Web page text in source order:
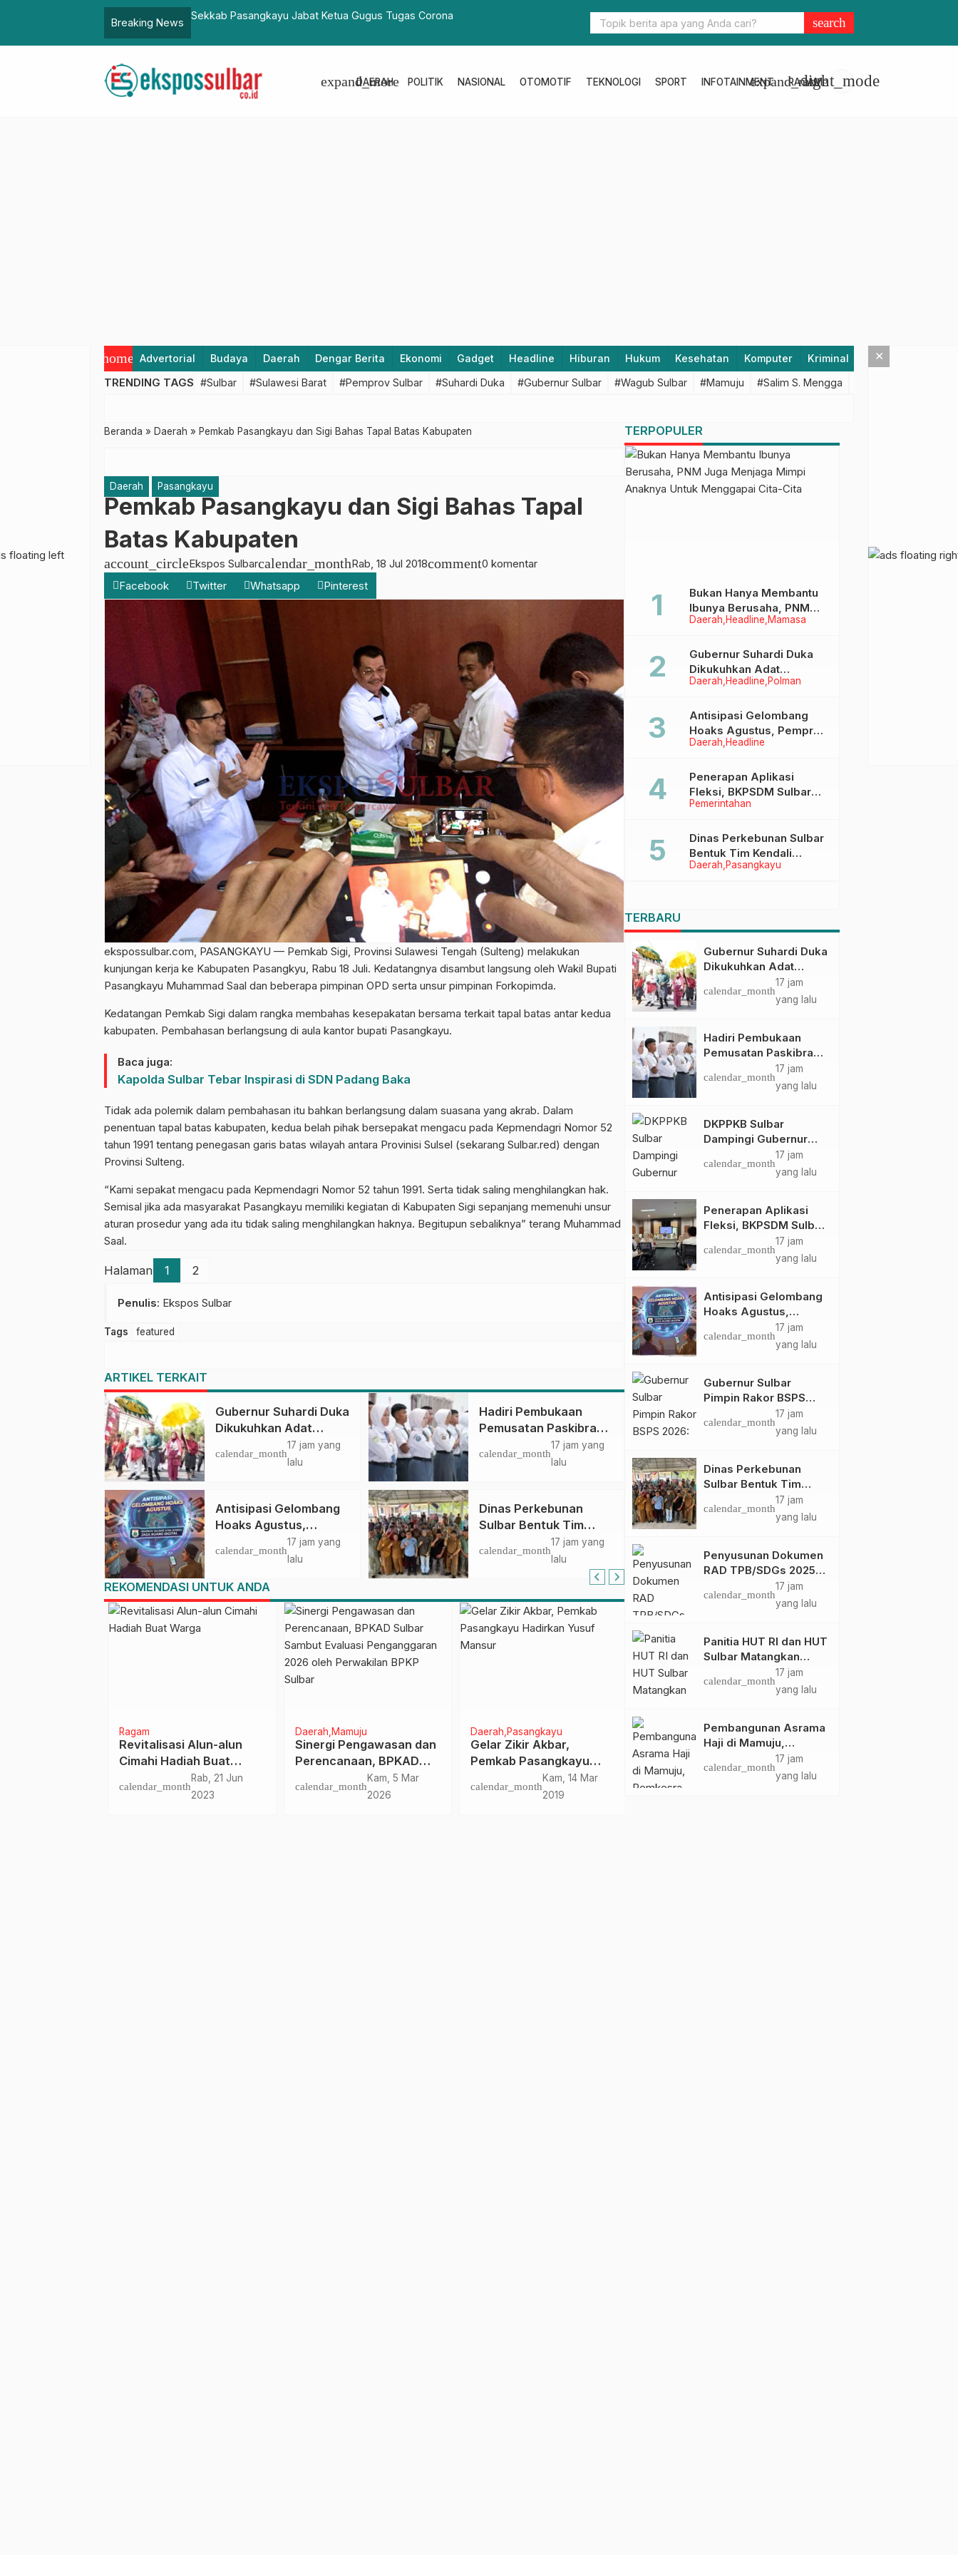
Breaking News
Warga Mamasa Mulai Nikmati Manfaat Program SDK-JSM, Bantuan Jaringan
Ribuan Warga Mamuju Laksanakan Salat Id di Anjungan
search
DAERAH
expand_more POLITIK NASIONAL OTOMOTIF TEKNOLOGI SPORT INFOTAINMENT RAGAM
expand_morelight_mode
home Advertorial Budaya Daerah Dengar Berita Ekonomi Gadget Headline Hiburan Hukum Kesehatan Komputer Kriminal Lifestyle
TRENDING TAGS #Sulbar #Sulawesi Barat #Pemprov Sulbar #Suhardi Duka #Gubernur Sulbar #Wagub Sulbar #Mamuju #Salim S. Mengga
Beranda » Daerah » Pemkab Pasangkayu dan Sigi Bahas Tapal Batas Kabupaten
Daerah Pasangkayu
Pemkab Pasangkayu dan Sigi Bahas Tapal
Batas Kabupaten
account_circleEkspos Sulbarcalendar_monthRab, 18 Jul 2018comment0 komentar
Facebook
Twitter Whatsapp Pinterest
ekspossulbar.com, PASANGKAYU — Pemkab Sigi, Provinsi Sulawesi Tengah (Sulteng) melakukan
kunjungan kerja ke Kabupaten Pasangkyu, Rabu 18 Juli. Kedatangnya disambut langsung oleh Wakil Bupati
Pasangkayu Muhammad Saal dan beberapa pimpinan OPD serta unsur pimpinan Forkopimda.
Kedatangan Pemkab Sigi dalam rangka membahas kesepakatan bersama terkait tapal batas antar kedua
kabupaten. Pembahasan berlangsung di aula kantor bupati Pasangkayu.
Baca juga:
Kapolda Sulbar Tebar Inspirasi di SDN Padang Baka
Tidak ada polemik dalam pembahasan itu bahkan berlangsung dalam suasana yang akrab. Dalam
penentuan tapal batas kabupaten, kedua belah pihak bersepakat mengacu pada Kepmendagri Nomor 52
tahun 1991 tentang penegasan garis batas wilayah antara Provinisi Sulsel (sekarang Sulbar.red) dengan
Provinsi Sulteng.
“Kami sepakat mengacu pada Kepmendagri Nomor 52 tahun 1991. Serta tidak saling menghilangkan hak.
Semisal jika ada masyarakat Pasangkayu memiliki kegiatan di Kabupaten Sigi sepanjang memenuhi unsur
aturan prosedur yang ada itu tidak saling menghilangkan haknya. Begitupun sebaliknya” terang Muhammad
Saal.
Halaman 1 2
Penulis: Ekspos Sulbar
Tags featured
ARTIKEL TERKAIT
Gubernur Suhardi Duka
Dikukuhkan Adat
Balanipa, Raih Gelar
Sulo Tappidena
calendar_month
17 jam yang
lalu
Hadiri Pembukaan
Pemusatan Paskibraka
Provinsi, Murdanil: Ini
Membentuk Karakter
calendar_month
17 jam yang
lalu
Antisipasi Gelombang
Hoaks Agustus,
Pemprov Sulbar Ajak
Warga Jaga Ruang
calendar_month
17 jam yang
lalu
Dinas Perkebunan
Sulbar Bentuk Tim
Kendali Internal ICS
untuk Dukung
Pasangkayu
calendar_month
17 jam yang
lalu
REKOMENDASI UNTUK ANDA
Ragam
Revitalisasi Alun-alun
Cimahi Hadiah Buat
calendar_month
Rab, 21 Jun
2023
Daerah Mamuju
Sinergi Pengawasan dan
Perencanaan, BPKAD
Sulbar Sambut Evaluasi
Penganggaran 2026 oleh
calendar_month
Kam, 5 Mar
2026
Daerah Pasangkayu
Gelar Zikir Akbar,
Pemkab Pasangkayu
Hadirkan Yusuf Mansur
calendar_month
Kam, 14 Mar
2019
Daerah Mamuju
Kepala Kesbangpol
Sulbar Tekankan Disiplin
ASN dan Penguatan
calendar_month
Pemerintahan
TERPOPULER
Daerah Headline Mamasa
Bukan Hanya Membantu
Ibunya Berusaha, PNM
Juga Menjaga Mimpi
Menggapai Cita-Cita
Daerah Headline Polman
Gubernur Suhardi Duka
Dikukuhkan Adat
Balanipa, Raih Gelar Sulo
Daerah Headline
Antisipasi Gelombang
Hoaks Agustus, Pemprov
Sulbar Ajak Warga Jaga
Pemerintahan
Penerapan Aplikasi
Fleksi, BKPSDM Sulbar
Dorong Transformasi
ASN
Daerah Pasangkayu
Dinas Perkebunan Sulbar
Bentuk Tim Kendali
Internal ICS untuk Dukung
TERBARU
Gubernur Suhardi Duka
Dikukuhkan Adat
Balanipa, Raih Gelar
Sulo Tappidena
calendar_month
17 jam
yang lalu
Hadiri Pembukaan
Pemusatan Paskibraka
Provinsi, Murdanil: Ini
Membentuk Karakter
calendar_month
17 jam
yang lalu
DKPPKB Sulbar
Dampingi Gubernur
Terima Audiensi
Kepala Rumah Sakit
calendar_month
17 jam
yang lalu
Penerapan Aplikasi
Fleksi, BKPSDM Sulbar
Dorong Transformasi
Digital Sistem
calendar_month
17 jam
yang lalu
Antisipasi Gelombang
Hoaks Agustus,
Pemprov Sulbar Ajak
Warga Jaga Ruang
calendar_month
17 jam
yang lalu
Gubernur Sulbar
Pimpin Rakor BSPS
2026: Mamuju dan
Pasangkayu Masih Nol
calendar_month
17 jam
yang lalu
Dinas Perkebunan
Sulbar Bentuk Tim
Kendali Internal ICS
untuk Dukung
Pasangkayu
calendar_month
17 jam
yang lalu
Penyusunan Dokumen
RAD TPB/SDGs 2025–
2029 Perkuat Arah
Pembangunan
calendar_month
17 jam
yang lalu
Panitia HUT RI dan HUT
Sulbar Matangkan
Persiapan, Berbagai
Lomba Akan
calendar_month
17 jam
yang lalu
Pembangunan Asrama
Haji di Mamuju,
Pemkesra dan
Kementerian Haji
calendar_month
17 jam
yang lalu
×